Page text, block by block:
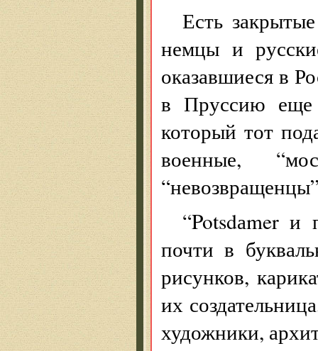
Есть
немцы и
оказавшиеся в
в Пруссию еще
который тот
военные,
“Potsdаmer и
почти в
рисунков,
их
художники,